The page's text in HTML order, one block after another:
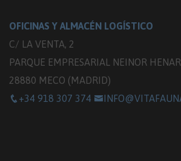
OFICINAS Y ALMACÉN LOGÍSTICO
C/ LA VENTA, 2
PARQUE EMPRESARIAL NEINOR
28880 MECO (MADRID)
+34 918 307 374